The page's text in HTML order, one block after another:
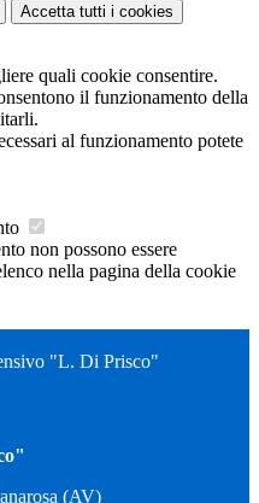
Accetta tutti i cookies
quali cookie consentire.
il funzionamento della
al funzionamento potete
non possono essere
nella pagina della cookie
"L. Di Prisco"
(AV)